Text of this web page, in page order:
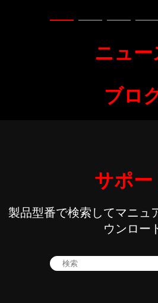
ニュー
ブロ
サポー
製品型番で検索してマニュ
ウンロー